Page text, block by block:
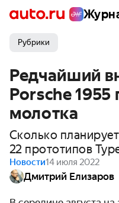
Рубрики
Редчайший
Porsche 1955
молотка
Сколько
22 прототипов
Новости14 июля 2022
Дмитрий Елизаров